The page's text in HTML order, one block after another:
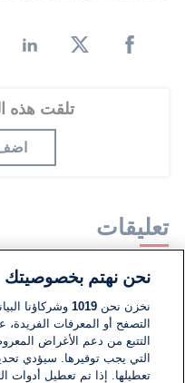
تلقت هذه
تعليقات
لا توجد تعليقات مكتوبة
اكتب تعليقًا جديدًا ...
نحن نهتم بخصوصيتك
نخزن نحن1019 وشركاؤنا
التصفح أو المعرفات
التتبع من دعم الأغراض
التي يجب توفيرها. سيؤدي
تعطيلها. إذا تم تعطيل أدوات